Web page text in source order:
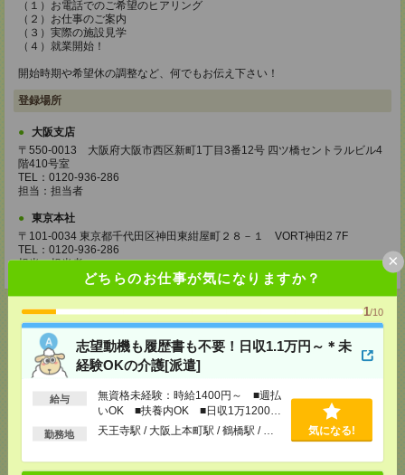
どちらのお仕事が気になりますか？
1/10
志望動機も履歴書も不要！日収1.1万円～＊未
経験OKの介護[派遣]
給与
無資格未経験：時給1400円～ ■週払
いOK ■扶養内OK ■日収1万1200円
以上
勤務地 天王寺駅 / 大阪上本町駅 / 鶴橋駅 / … 気になる!
×
（１）お電話でのご希望のヒアリング
（２）お仕事のご案内
（３）実際の施設見学
（４）就業開始！
開始時期や希望休の調整など、何でもお伝え下さい！
登録場所
大阪支店
〒550-0013 大阪府大阪市西区新町1丁目3番12号 四ツ橋セントラルビル4
階410号室
TEL：0120-936-286
担当：担当者
東京本社
〒101-0034 東京都千代田区神田東紺屋町２８－１ VORT神田2 7F
TEL：0120-936-286
担当：担当者
応募ページへ
気になる！ 電話応募